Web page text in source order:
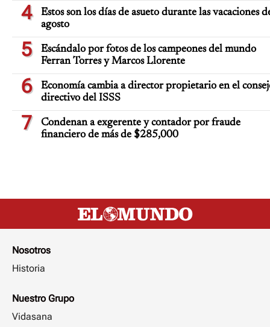
4
Estos son los días de asueto durante las vacaciones
agosto
5
Escándalo por fotos de los campeones del mundo
Ferran Torres y Marcos Llorente
6
Economía cambia a director propietario en el
directivo del ISSS
7
Condenan a exgerente y contador por fraude
financiero de más de $285,000
Nosotros
Historia
Nuestro Grupo
Vidasana